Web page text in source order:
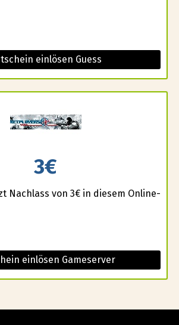
einlösen Guess
3€
Nachlass von 3€ in diesem Online-
einlösen Gameserver